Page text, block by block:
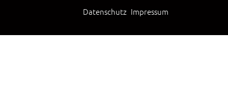
Datenschutz Impressum